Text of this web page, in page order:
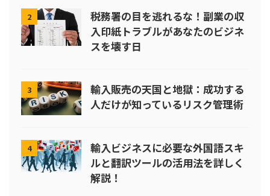
2
税務署の目を逃れるな！副業の収
入印紙トラブルがあなたのビジネ
スを壊す日
3
輸入販売の天国と地獄：成功する
人だけが知っているリスク管理術
4
輸入ビジネスに必要な外国語スキ
ルと翻訳ツールの活用法を詳しく
解説！